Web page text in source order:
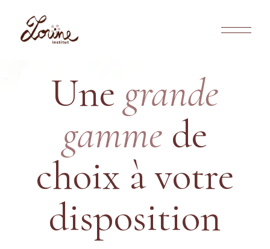
Une grande
gamme de
choix à votre
disposition